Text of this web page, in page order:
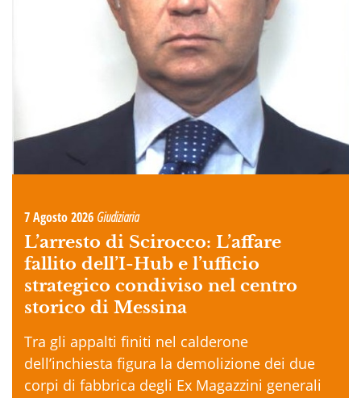
7 Agosto 2026 Giudiziaria
L’arresto di Scirocco: L’affare
fallito dell’I-Hub e l’ufficio
strategico condiviso nel centro
storico di Messina
Tra gli appalti finiti nel calderone
dell’inchiesta figura la demolizione dei due
corpi di fabbrica degli Ex Magazzini generali